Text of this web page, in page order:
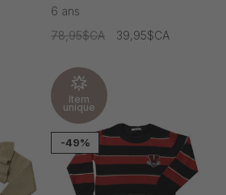
6 ans
78,95$CA
39,95$CA
Item
unique
-49%